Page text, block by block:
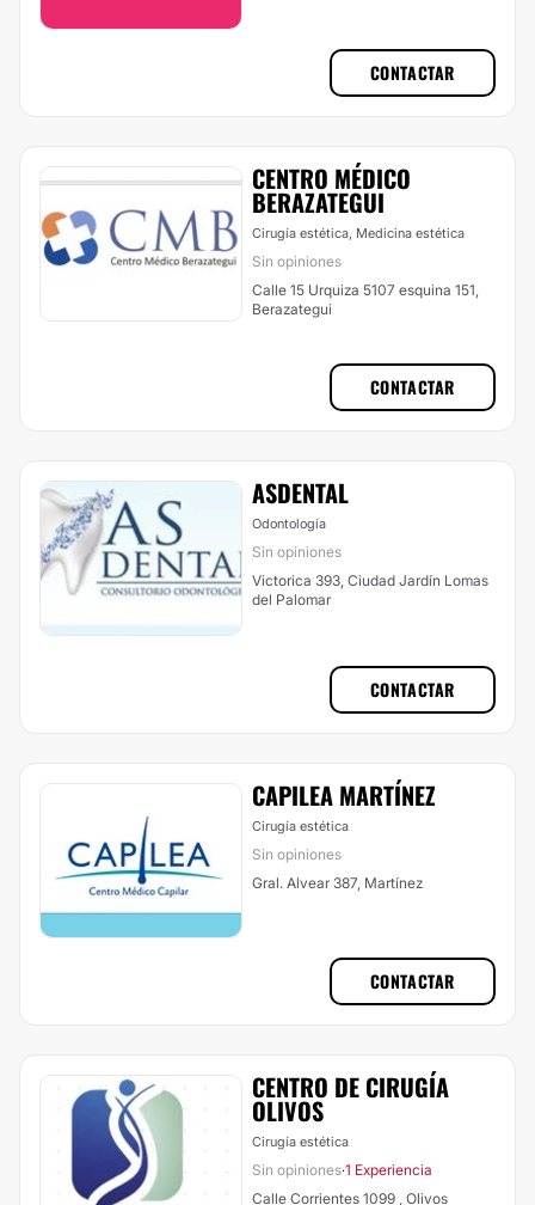
CONTACTAR
CENTRO MÉDICO
BERAZATEGUI
Cirugía estética, Medicina estética
Sin opiniones
Calle 15 Urquiza 5107 esquina 151,
Berazategui
CONTACTAR
ASDENTAL
Odontología
Sin opiniones
Victorica 393, Ciudad Jardín Lomas
del Palomar
CONTACTAR
CAPILEA MARTÍNEZ
Cirugía estética
Sin opiniones
Gral. Alvear 387, Martínez
CONTACTAR
CENTRO DE CIRUGÍA
OLIVOS
Cirugía estética
Sin opiniones·1 Experiencia
Calle Corrientes 1099 , Olivos